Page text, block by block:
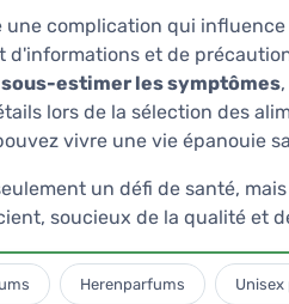
une complication qui
d'informations et de
sous-estimer les symptômes
lors de la sélection des
vivre une vie épanouie
un défi de santé,
soucieux de la qualité et
Herenparfums